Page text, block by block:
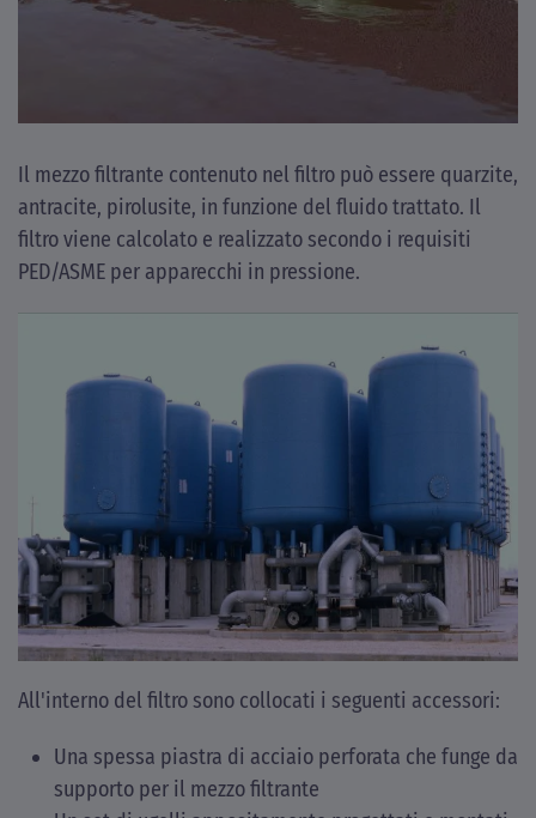
Il mezzo filtrante contenuto nel filtro può essere quarzite,
antracite, pirolusite, in funzione del fluido trattato. Il
filtro viene calcolato e realizzato secondo i requisiti
PED/ASME per apparecchi in pressione.
All'interno del filtro sono collocati i seguenti accessori:
Una spessa piastra di acciaio perforata che funge da
supporto per il mezzo filtrante